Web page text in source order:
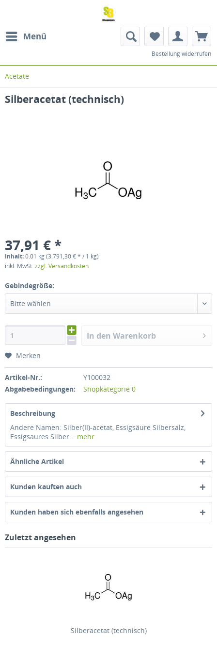
Menü
Bestellung widerrufen
Acetate
Silberacetat (technisch)
37,91 € *
Inhalt:0.01 kg (3.791,30 € * / 1 kg)
inkl. MwSt.zzgl. Versandkosten
Gebindegröße:
Bitte wählen
In den Warenkorb
Merken
Artikel-Nr.:
Y100032
Abgabebedingungen:
Shopkategorie 0
Beschreibung
Andere Namen: Silber(II)-acetat, Essigsäure Silbersalz,
Essigsaures Silber... mehr
Ähnliche Artikel
Kunden kauften auch
Kunden haben sich ebenfalls angesehen
Zuletzt angesehen
Silberacetat (technisch)